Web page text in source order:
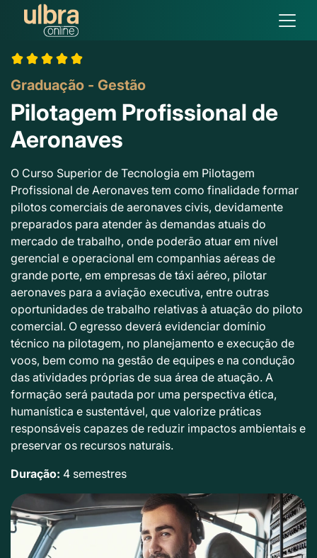
Graduação - Gestão
Pilotagem Profissional de
Aeronaves
O Curso Superior de Tecnologia em Pilotagem
Profissional de Aeronaves tem como finalidade formar
pilotos comerciais de aeronaves civis, devidamente
preparados para atender às demandas atuais do
mercado de trabalho, onde poderão atuar em nível
gerencial e operacional em companhias aéreas de
grande porte, em empresas de táxi aéreo, pilotar
aeronaves para a aviação executiva, entre outras
oportunidades de trabalho relativas à atuação do piloto
comercial. O egresso deverá evidenciar domínio
técnico na pilotagem, no planejamento e execução de
voos, bem como na gestão de equipes e na condução
das atividades próprias de sua área de atuação. A
formação será pautada por uma perspectiva ética,
humanística e sustentável, que valorize práticas
responsáveis capazes de reduzir impactos ambientais e
preservar os recursos naturais.
Duração: 4 semestres